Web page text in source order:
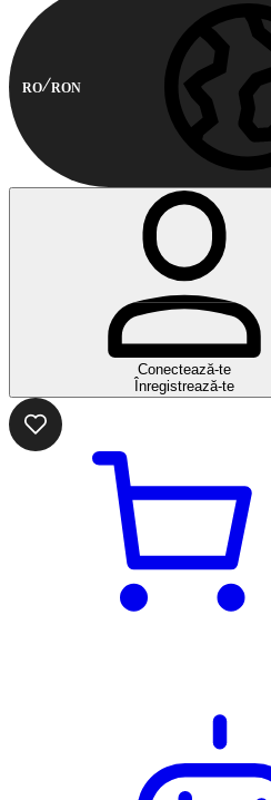
RO RON
Conectează-te
Înregistrează-te